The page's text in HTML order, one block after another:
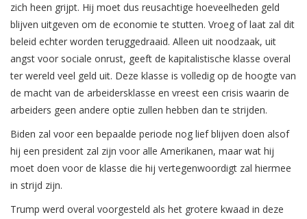
zich heen grijpt. Hij moet dus reusachtige hoeveelheden geld
blijven uitgeven om de economie te stutten. Vroeg of laat zal dit
beleid echter worden teruggedraaid. Alleen uit noodzaak, uit
angst voor sociale onrust, geeft de kapitalistische klasse overal
ter wereld veel geld uit. Deze klasse is volledig op de hoogte van
de macht van de arbeidersklasse en vreest een crisis waarin de
arbeiders geen andere optie zullen hebben dan te strijden.
Biden zal voor een bepaalde periode nog lief blijven doen alsof
hij een president zal zijn voor alle Amerikanen, maar wat hij
moet doen voor de klasse die hij vertegenwoordigt zal hiermee
in strijd zijn.
Trump werd overal voorgesteld als het grotere kwaad in deze